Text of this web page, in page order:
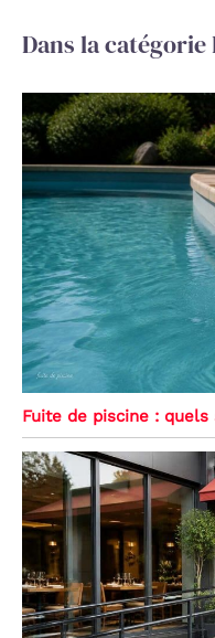
Dans la
Fuite de piscine :